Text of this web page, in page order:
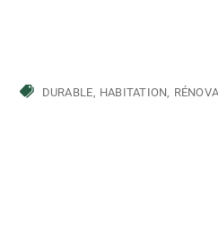
DURABLE HABITATION